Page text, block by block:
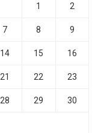
1 2
7 8 9
14 15 16
21 22 23
28 29 30